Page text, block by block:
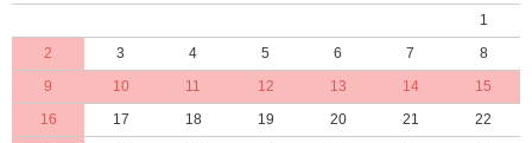
1
2
3 4 5 6 7
8
9
10 11 12 13 14
15
16
17 18 19 20 21
22